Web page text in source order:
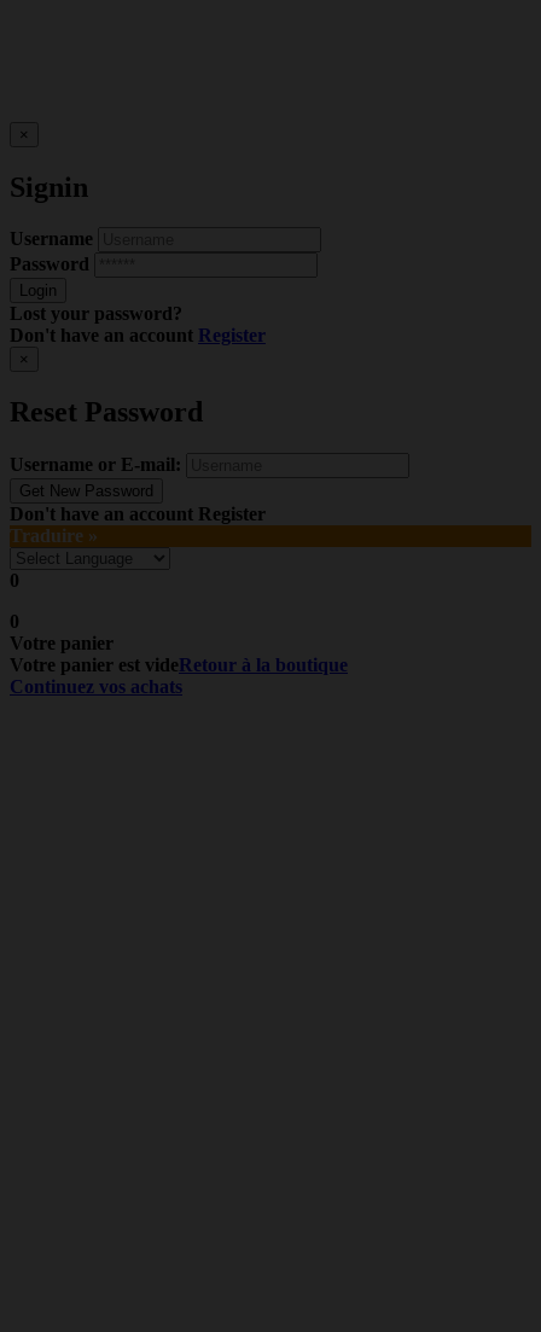
×
Signin
Username
Password
Lost your password?
Don't have an account Register
×
Reset Password
Username or E-mail:
Don't have an account Register
Traduire »
0
0
Votre panier
Votre panier est videRetour à la boutique
Continuez vos achats